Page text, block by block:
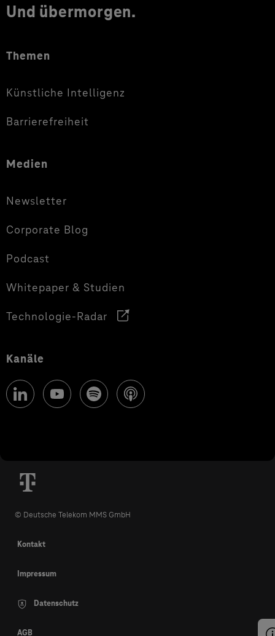
Und übermorgen.
Themen
Künstliche Intelligenz
Barrierefreiheit
Medien
Newsletter
Corporate Blog
Podcast
Whitepaper & Studien
Technologie-Radar
Kanäle
© Deutsche Telekom MMS GmbH
Kontakt
Impressum
Datenschutz
AGB